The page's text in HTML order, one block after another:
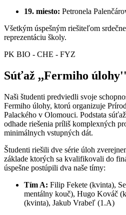
19. miesto: Petronela
Všetkým úspešným riešiteľom
reprezentáciu školy.
PK BIO - CHE - FYZ
Súťaž ,,Fermiho úlohy''
Naši študenti predviedli svoje
Fermiho úlohy, ktorú organizuje
Palackého v Olomouci. Podstata
odhade riešenia príliš komplexných
minimálnych vstupných dát.
Študenti riešili dve série úloh
základe ktorých sa kvalifikovali do
úspešne postúpili dva naše tímy:
Tím A: Filip Fekete (kvinta),
mentálny kouč), Hugo Kováč
(kvinta), Jakub Vrabeľ (1.A)